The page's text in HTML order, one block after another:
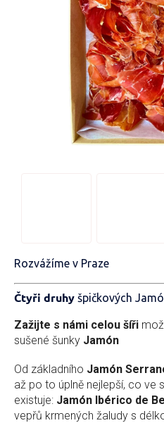
Rozvážíme v Praze
Čtyři druhy špičkových
Zažijte s námi celou šíři
sušené šunky Jamón
Od základního Jamón
až po to úplně nejlepší, co ve
existuje: Jamón Ibérico de
vepřů krmených žaludy s